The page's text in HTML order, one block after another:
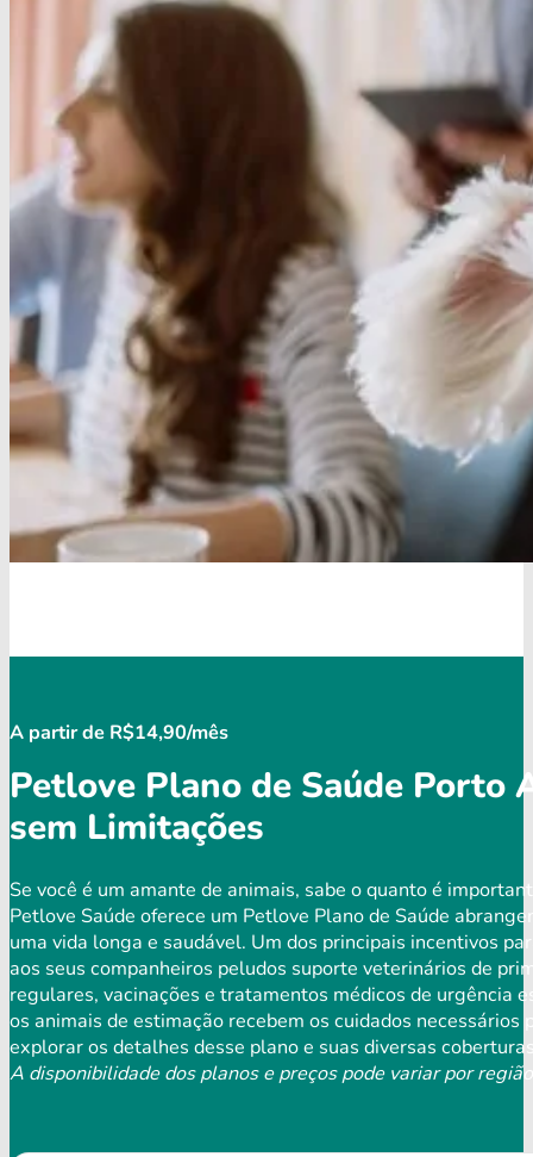
A partir de R$14,90/mês
Petlove Plano de Saúde Porto
sem Limitações
Se você é um amante de animais, sabe o quanto é
Petlove Saúde oferece um Petlove Plano de Saúde
uma vida longa e saudável. Um dos principais incentivos
aos seus companheiros peludos suporte veterinários de
regulares, vacinações e tratamentos médicos de urgência
os animais de estimação recebem os cuidados
explorar os detalhes desse plano e suas diversas
A disponibilidade dos planos e preços pode variar por